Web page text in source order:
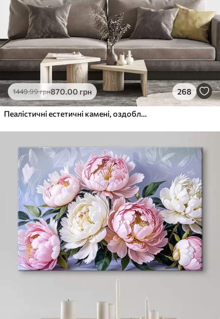
1449.99грн870.00 грн 268
Пеалістичні естетичні камені, оздоблення будинку, природне освітлення